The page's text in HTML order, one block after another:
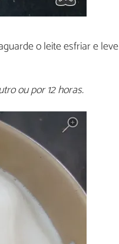
o leite esfriar e leve
ou por 12 horas.